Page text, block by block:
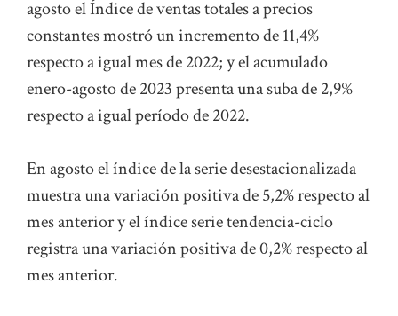
agosto el Índice de ventas totales a precios
constantes mostró un incremento de 11,4%
respecto a igual mes de 2022; y el acumulado
enero-agosto de 2023 presenta una suba de 2,9%
respecto a igual período de 2022.
En agosto el índice de la serie desestacionalizada
muestra una variación positiva de 5,2% respecto al
mes anterior y el índice serie tendencia-ciclo
registra una variación positiva de 0,2% respecto al
mes anterior.